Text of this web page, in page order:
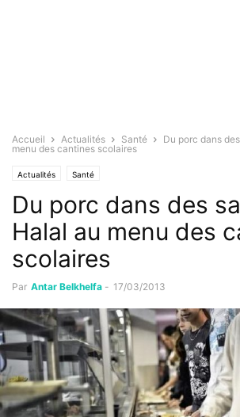
Accueil Actualités Santé
Du porc dans
menu des cantines scolaires
Actualités Santé
Du porc dans des
Halal au menu des
scolaires
Par Antar Belkhelfa - 17/03/2013